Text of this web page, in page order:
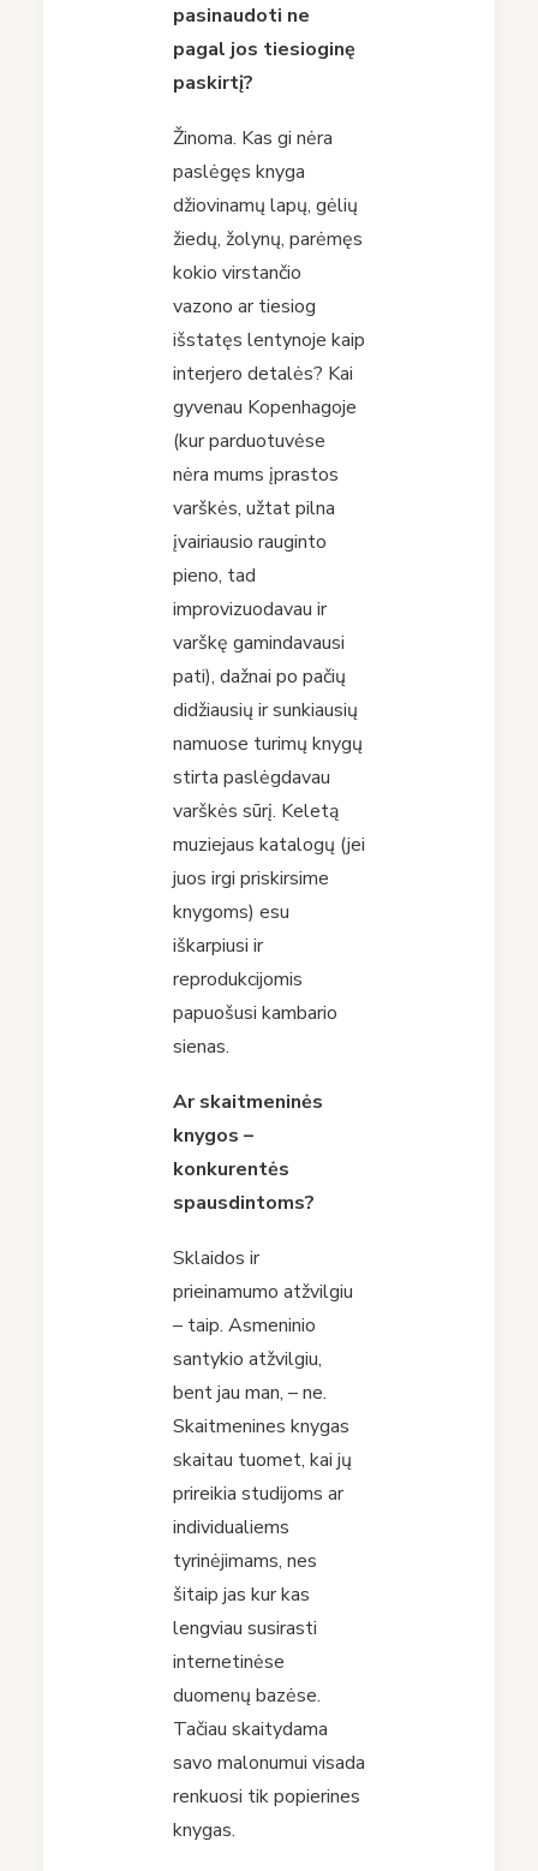
pasinaudoti ne
pagal jos tiesioginę
paskirtį?
Žinoma. Kas gi nėra
paslėgęs knyga
džiovinamų lapų, gėlių
žiedų, žolynų, parėmęs
kokio virstančio
vazono ar tiesiog
išstatęs lentynoje kaip
interjero detalės? Kai
gyvenau Kopenhagoje
(kur parduotuvėse
nėra mums įprastos
varškės, užtat pilna
įvairiausio rauginto
pieno, tad
improvizuodavau ir
varškę gamindavausi
pati), dažnai po pačių
didžiausių ir sunkiausių
namuose turimų knygų
stirta paslėgdavau
varškės sūrį. Keletą
muziejaus katalogų (jei
juos irgi priskirsime
knygoms) esu
iškarpiusi ir
reprodukcijomis
papuošusi kambario
sienas.
Ar skaitmeninės
knygos –
konkurentės
spausdintoms?
Sklaidos ir
prieinamumo atžvilgiu
– taip. Asmeninio
santykio atžvilgiu,
bent jau man, – ne.
Skaitmenines knygas
skaitau tuomet, kai jų
prireikia studijoms ar
individualiems
tyrinėjimams, nes
šitaip jas kur kas
lengviau susirasti
internetinėse
duomenų bazėse.
Tačiau skaitydama
savo malonumui visada
renkuosi tik popierines
knygas.